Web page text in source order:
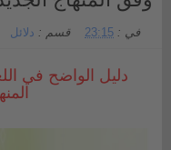
في : 23:15 قسم : دلائل
دليل الواضح في